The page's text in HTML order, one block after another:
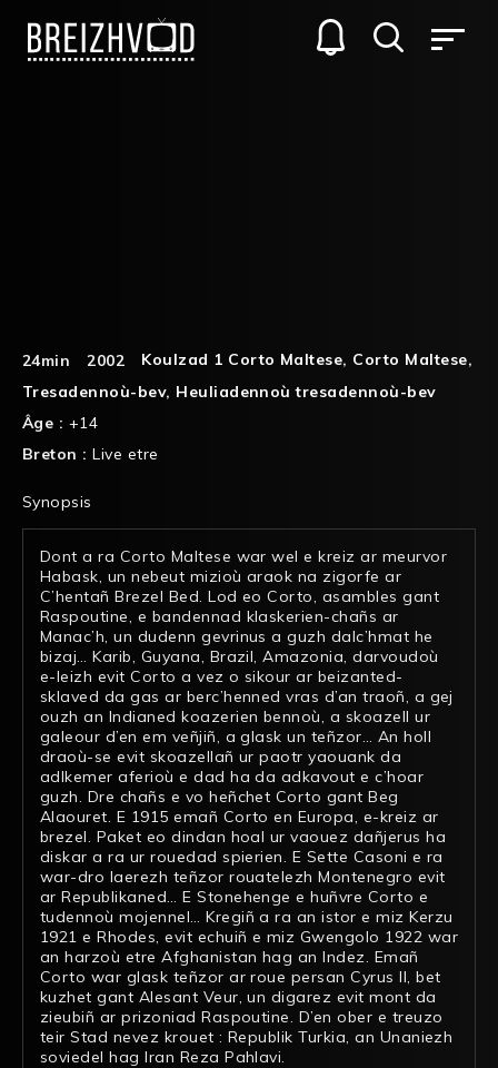
24min 2002 Koulzad 1 Corto Maltese, Corto Maltese,
Tresadennoù-bev, Heuliadennoù tresadennoù-bev
Âge : +14
Breton :Live etre
Synopsis
Dont a ra Corto Maltese war wel e kreiz ar meurvor
Habask, un nebeut mizioù araok na zigorfe ar
C’hentañ Brezel Bed. Lod eo Corto, asambles gant
Raspoutine, e bandennad klaskerien-chañs ar
Manac’h, un dudenn gevrinus a guzh dalc’hmat he
bizaj… Karib, Guyana, Brazil, Amazonia, darvoudoù
e-leizh evit Corto a vez o sikour ar beizanted-
sklaved da gas ar berc’henned vras d’an traoñ, a gej
ouzh an Indianed koazerien bennoù, a skoazell ur
galeour d’en em veñjiñ, a glask un teñzor… An holl
draoù-se evit skoazellañ ur paotr yaouank da
adlkemer aferioù e dad ha da adkavout e c’hoar
guzh. Dre chañs e vo heñchet Corto gant Beg
Alaouret. E 1915 emañ Corto en Europa, e-kreiz ar
brezel. Paket eo dindan hoal ur vaouez dañjerus ha
diskar a ra ur rouedad spierien. E Sette Casoni e ra
war-dro laerezh teñzor rouatelezh Montenegro evit
ar Republikaned… E Stonehenge e huñvre Corto e
tudennoù mojennel… Kregiñ a ra an istor e miz Kerzu
1921 e Rhodes, evit echuiñ e miz Gwengolo 1922 war
an harzoù etre Afghanistan hag an Indez. Emañ
Corto war glask teñzor ar roue persan Cyrus II, bet
kuzhet gant Alesant Veur, un digarez evit mont da
zieubiñ ar prizoniad Raspoutine. D’en ober e treuzo
teir Stad nevez krouet : Republik Turkia, an Unaniezh
soviedel hag Iran Reza Pahlavi.